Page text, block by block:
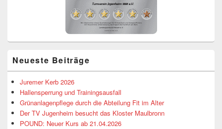
Neueste Beiträge
Juremer Kerb 2026
Hallensperrung und Trainingsausfall
Grünanlagenpflege durch die Abteilung Fit im Alter
Der TV Jugenheim besucht das Kloster Maulbronn
POUND: Neuer Kurs ab 21.04.2026